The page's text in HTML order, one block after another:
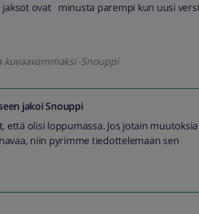
ovat minusta parempi kun uusi
kuvaavammaksi -Snouppi
jakoiSnouppi
että olisi loppumassa. Jos jotain muutoksia
niin pyrimme tiedottelemaan sen